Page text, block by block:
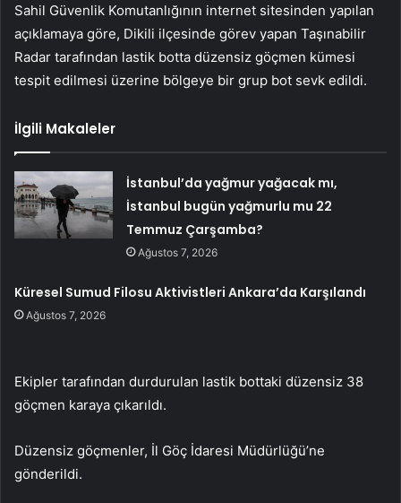
Sahil Güvenlik Komutanlığının internet sitesinden yapılan
açıklamaya göre, Dikili ilçesinde görev yapan Taşınabilir
Radar tarafından lastik botta düzensiz göçmen kümesi
tespit edilmesi üzerine bölgeye bir grup bot sevk edildi.
İlgili Makaleler
İstanbul’da yağmur yağacak mı,
İstanbul bugün yağmurlu mu 22
Temmuz Çarşamba?
Ağustos 7, 2026
Küresel Sumud Filosu Aktivistleri Ankara’da Karşılandı
Ağustos 7, 2026
Ekipler tarafından durdurulan lastik bottaki düzensiz 38
göçmen karaya çıkarıldı.
Düzensiz göçmenler, İl Göç İdaresi Müdürlüğü’ne
gönderildi.